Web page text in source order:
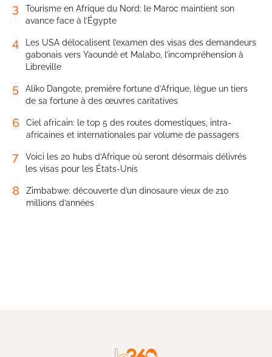
3
Tourisme en Afrique du Nord: le Maroc maintient son
avance face à l’Égypte
4
Les USA délocalisent l’examen des visas des demandeurs
gabonais vers Yaoundé et Malabo, l’incompréhension à
Libreville
5
Aliko Dangote, première fortune d’Afrique, lègue un tiers
de sa fortune à des œuvres caritatives
6
Ciel africain: le top 5 des routes domestiques, intra-
africaines et internationales par volume de passagers
7
Voici les 20 hubs d’Afrique où seront désormais délivrés
les visas pour les États-Unis
8
Zimbabwe: découverte d’un dinosaure vieux de 210
millions d’années